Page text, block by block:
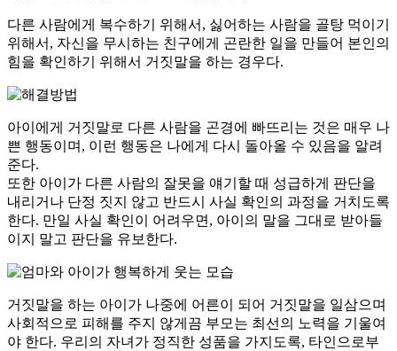
다른 사람에게 복수하기 위해서, 싫어하는 사람을 골탕 먹이기
위해서, 자신을 무시하는 친구에게 곤란한 일을 만들어 본인의
힘을 확인하기 위해서 거짓말을 하는 경우다.
아이에게 거짓말로 다른 사람을 곤경에 빠뜨리는 것은 매우 나
쁜 행동이며, 이런 행동은 나에게 다시 돌아올 수 있음을 알려
준다.
또한 아이가 다른 사람의 잘못을 얘기할 때 성급하게 판단을
내리거나 단정 짓지 않고 반드시 사실 확인의 과정을 거치도록
한다. 만일 사실 확인이 어려우면, 아이의 말을 그대로 받아들
이지 말고 판단을 유보한다.
거짓말을 하는 아이가 나중에 어른이 되어 거짓말을 일삼으며
사회적으로 피해를 주지 않게끔 부모는 최선의 노력을 기울여
야 한다. 우리의 자녀가 정직한 성품을 가지도록, 타인으로부